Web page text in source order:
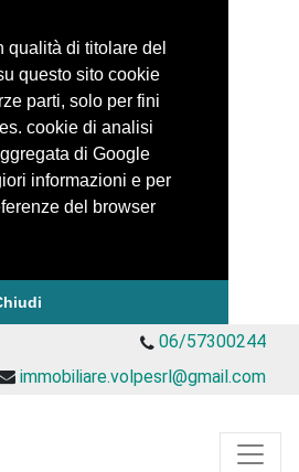
qualità di titolare del
questo sito cookie
parti, solo per fini
cookie di analisi
di Google
informazioni e per
del browser
06/57300244
immobiliare.volpesrl@gmail.com